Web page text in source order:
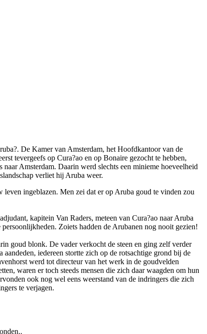
De Kamer van Amsterdam, het Hoofdkantoor van de
tevergeefs op Cura?ao en op Bonaire gezocht te hebben,
Amsterdam. Daarin werd slechts een minieme hoeveelheid
verliet hij Aruba weer.
ingeblazen. Men zei dat er op Aruba goud te vinden zou
kapitein Van Raders, meteen van Cura?ao naar Aruba
Zoiets hadden de Arubanen nog nooit gezien!
goud blonk. De vader verkocht de steen en ging zelf verder
iedereen stortte zich op de rotsachtige grond bij de
werd tot directeur van het werk in de goudvelden
waren er toch steeds mensen die zich daar waagden om hun
ook nog wel eens weerstand van de indringers die zich
te verjagen.